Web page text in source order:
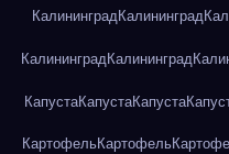
КалининградКалининград
Калининград Калининград
КапустаКапустаКапуста
КартофельКартофель